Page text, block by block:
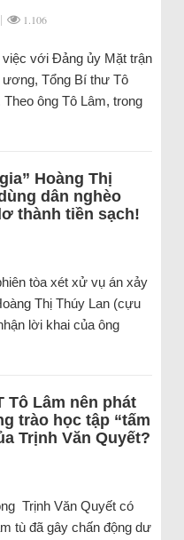
| 1.106
việc với Đảng ủy Mặt trận
ương, Tổng Bí thư Tô
ông Tô Lâm, trong
Hoàng Thị
dân nghèo
thành tiền sạch!
tòa xét xử vụ án xảy
Thị Thúy Lan (cựu
lời khai của ông
Tô Lâm nên phát
trào học tập “tấm
Trịnh Văn Quyết?
Trịnh Văn Quyết có
tù đã gây chấn động dư